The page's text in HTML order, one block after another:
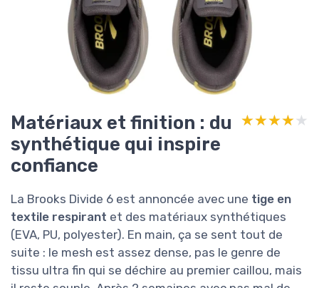
Matériaux et finition : du
synthétique qui inspire
confiance
★★★★★
★★★★★
La Brooks Divide 6 est annoncée avec une tige en
textile respirant et des matériaux synthétiques
(EVA, PU, polyester). En main, ça se sent tout de
suite : le mesh est assez dense, pas le genre de
tissu ultra fin qui se déchire au premier caillou, mais